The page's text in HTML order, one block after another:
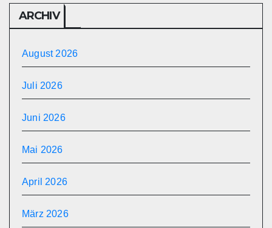
ARCHIV
August 2026
Juli 2026
Juni 2026
Mai 2026
April 2026
März 2026